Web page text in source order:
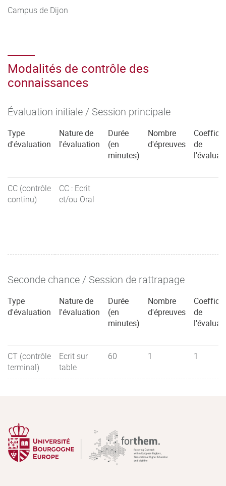
Campus de Dijon
Modalités de contrôle des
connaissances
Évaluation initiale / Session principale
Type
d'évaluation
Nature de
l'évaluation
Durée
(en
minutes)
Nombre
d'épreuves
de
CC (contrôle
continu)
CC : Ecrit
et/ou Oral
Seconde chance / Session de rattrapage
Type
d'évaluation
Nature de
l'évaluation
Durée
(en
minutes)
Nombre
d'épreuves
de
CT (contrôle
terminal)
Ecrit sur
table
60 1 1